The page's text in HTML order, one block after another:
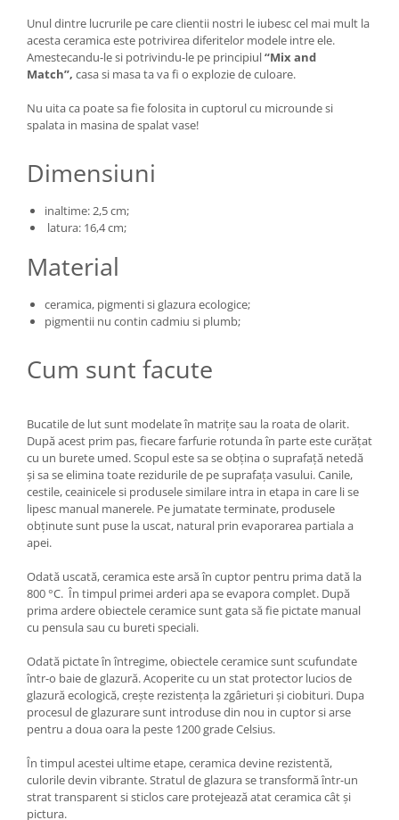
Unul dintre lucrurile pe care clientii nostri le iubesc cel mai mult la
acesta ceramica este potrivirea diferitelor modele intre ele.
Amestecandu-le si potrivindu-le pe principiul“Mix and
Match”, casa si masa ta va fi o explozie de culoare.
Nu uita ca poate sa fie folosita in cuptorul cu microunde si
spalata in masina de spalat vase!
Dimensiuni
inaltime: 2,5 cm;
latura: 16,4 cm;
Material
ceramica, pigmenti si glazura ecologice;
pigmentii nu contin cadmiu si plumb;
Cum sunt facute
Bucatile de lut sunt modelate în matrițe sau la roata de olarit.
După acest prim pas, fiecare farfurie rotunda în parte este curățat
cu un burete umed. Scopul este sa se obțina o suprafață netedă
și sa se elimina toate rezidurile de pe suprafața vasului. Canile,
cestile, ceainicele si produsele similare intra in etapa in care li se
lipesc manual manerele. Pe jumatate terminate, produsele
obținute sunt puse la uscat, natural prin evaporarea partiala a
apei.
Odată uscată, ceramica este arsă în cuptor pentru prima dată la
800 °C. În timpul primei arderi apa se evapora complet. După
prima ardere obiectele ceramice sunt gata să fie pictate manual
cu pensula sau cu bureti speciali.
Odată pictate în întregime, obiectele ceramice sunt scufundate
într-o baie de glazură. Acoperite cu un stat protector lucios de
glazură ecologică, crește rezistența la zgârieturi și ciobituri. Dupa
procesul de glazurare sunt introduse din nou in cuptor si arse
pentru a doua oara la peste 1200 grade Celsius.
În timpul acestei ultime etape, ceramica devine rezistentă,
culorile devin vibrante. Stratul de glazura se transformă într-un
strat transparent si sticlos care protejează atat ceramica cât și
pictura.